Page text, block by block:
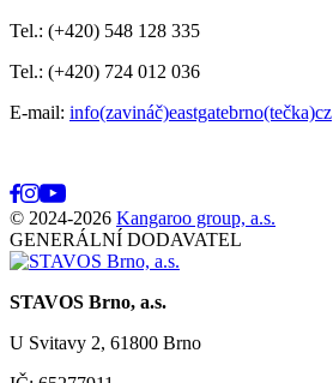
Tel.: (+420) 548 128 335
Tel.: (+420) 724 012 036
E-mail: info(zavináč)eastgatebrno(tečka)cz
© 2024-2026 Kangaroo group, a.s.
GENERÁLNÍ DODAVATEL
STAVOS Brno, a.s.
U Svitavy 2, 61800 Brno